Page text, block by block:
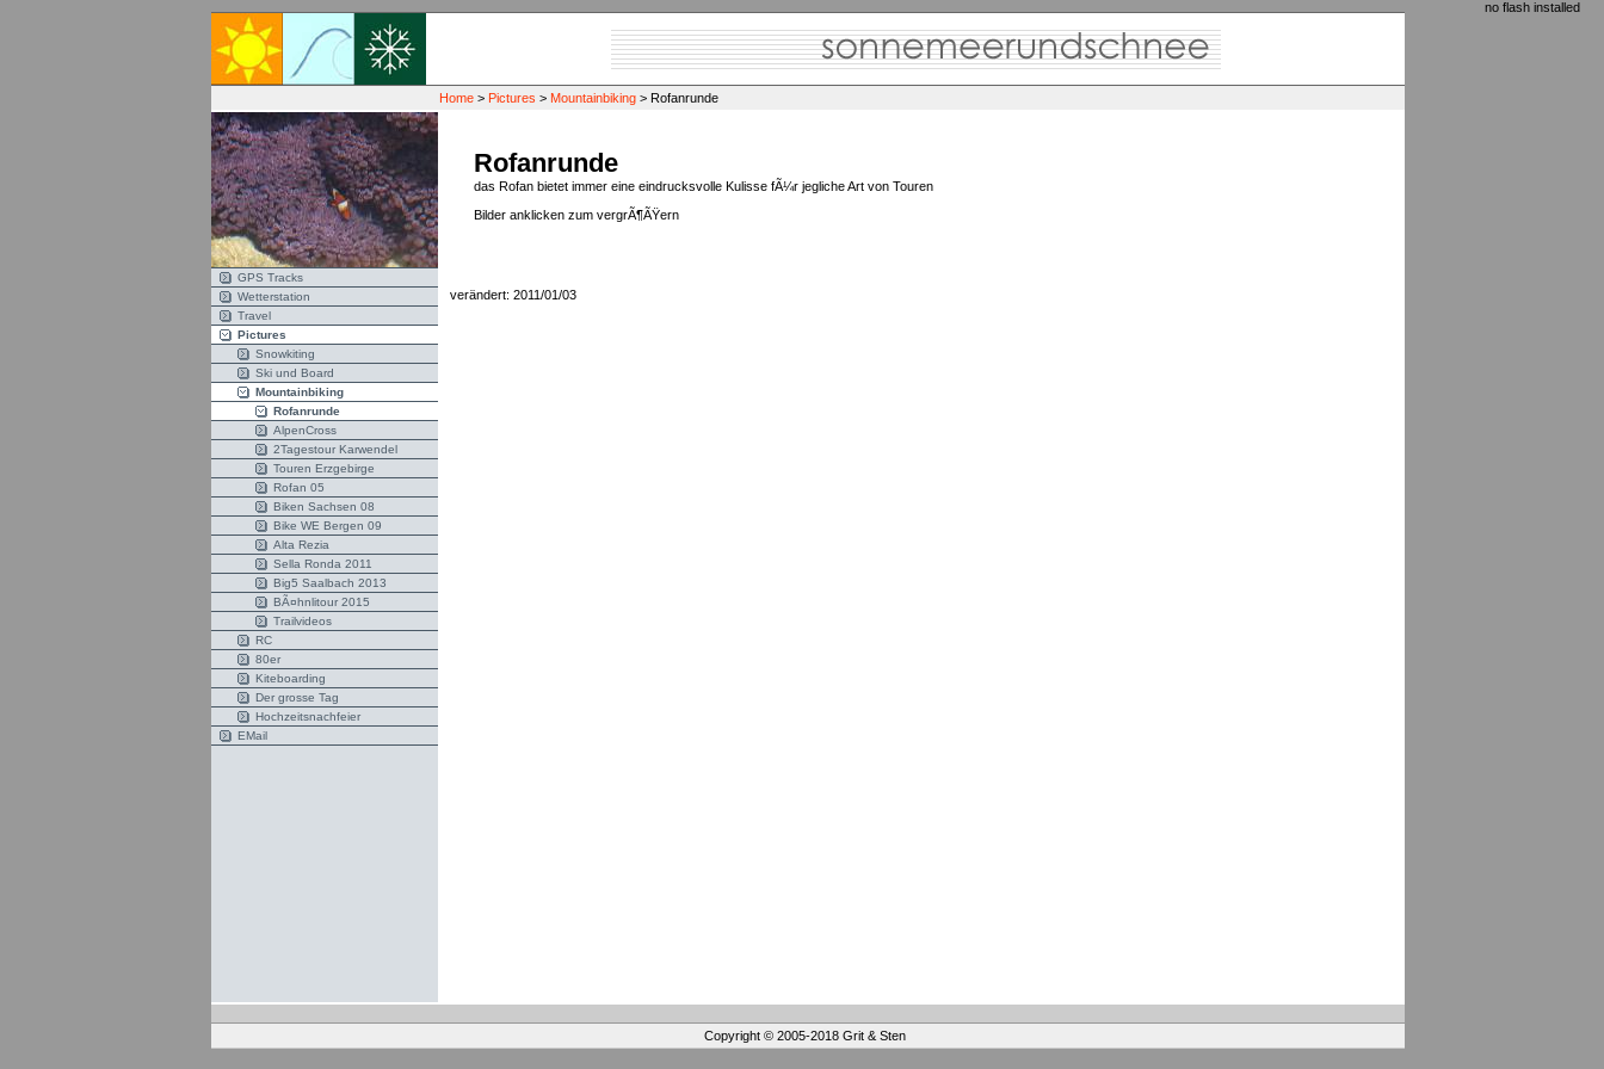
no flash installed
Home > Pictures > Mountainbiking > Rofanrunde
GPS Tracks
Wetterstation
Travel
Pictures
Snowkiting
Ski und Board
Mountainbiking
Rofanrunde
AlpenCross
2Tagestour Karwendel
Touren Erzgebirge
Rofan 05
Biken Sachsen 08
Bike WE Bergen 09
Alta Rezia
Sella Ronda 2011
Big5 Saalbach 2013
BÃ¤hnlitour 2015
Trailvideos
RC
80er
Kiteboarding
Der grosse Tag
Hochzeitsnachfeier
EMail
Rofanrunde
das Rofan bietet immer eine eindrucksvolle Kulisse fÃ¼r jegliche Art von Touren
Bilder anklicken zum vergrÃ¶ÃŸern
verändert: 2011/01/03
Copyright ©2005-2018 Grit &Sten